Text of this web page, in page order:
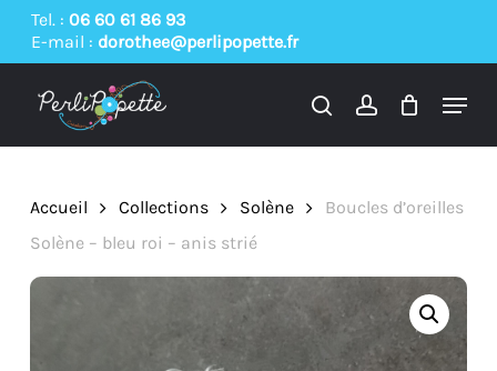
Skip
content
Tel. : 06 60 61 86 93
E-mail : dorothee@perlipopette.fr
searchaccount
Menu
Accueil Collections Solène
Boucles d’oreilles
Solène – bleu roi – anis strié